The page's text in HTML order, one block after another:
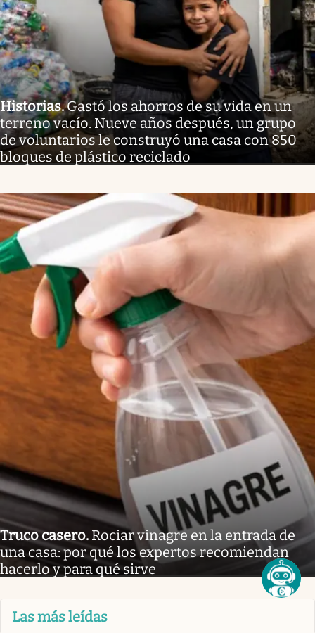
Historias.Gastó los ahorros de su vida en un
terreno vacío. Nueve años después, un grupo
de voluntarios le construyó una casa con 850
bloques de plástico reciclado
Truco casero. Rociar vinagre en la entrada de
una casa: por qué los expertos recomiendan
hacerlo y para qué sirve
Las más leídas